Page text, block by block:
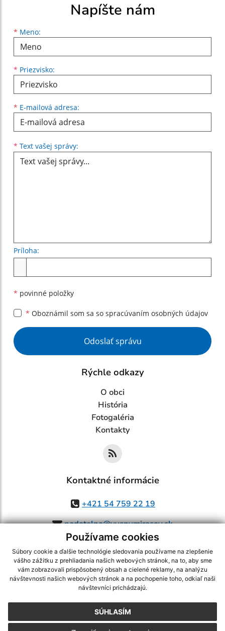
Používame cookies
Súbory cookie a ďalšie technológie sledovania používame na zlepšenie
vášho zážitku z prehliadania našich webových stránok, na to, aby sme
vám zobrazovali prispôsobený obsah a cielené reklamy, na analýzu
návštevnosti našich webových stránok a na pochopenie toho, odkiaľ naši
návštevníci prichádzajú.
SÚHLASÍM
Napíšte nám
* Meno:
Meno
* Priezvisko:
Priezvisko
* E-mailová adresa:
E-mailová adresa
* Text vašej správy:
Príloha:
* povinné položky
* Oboznámil som sa so spracúvaním osobných údajov
Google reCaptcha Response
Odoslať správu
Rýchle odkazy
O obci
História
Fotogaléria
Kontakty
Kontaktné informácie
+421 54 759 22 19
podatelna@vysnymirosov.sk
využite možnosť získavania aktuálnych informácií s využitím RSS
CMS systém (redakčný) systém ECHELON 2,Mapa stránok,web portál
webex.digital, s.r.o.,domény,registrácia domény
Posledná aktualizácia:07.08.2026